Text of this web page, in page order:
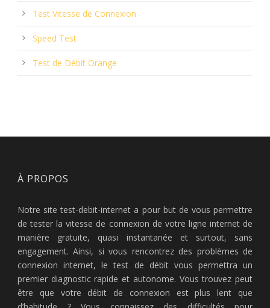
Test Vitesse de Connexion
Speed Test
Test de Débit Orange
À PROPOS
Notre site test-debit-internet a pour but de vous permettre
de tester la vitesse de connexion de votre ligne internet de
manière gratuite, quasi instantanée et surtout, sans
engagement. Ainsi, si vous rencontrez des problèmes de
connexion internet, le test de débit vous permettra un
premier diagnostic rapide et autonome. Vous trouvez peut
être que votre débit de connexion est plus lent que